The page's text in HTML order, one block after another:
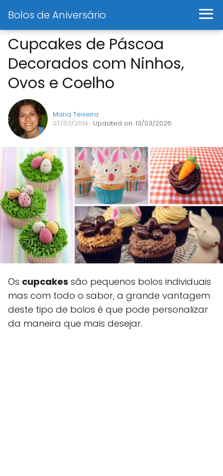
Bolos de Aniversário
Cupcakes de Páscoa
Decorados com Ninhos,
Ovos e Coelho
Maria Teixeira
07/03/2014 · Updated on: 13/03/2026
Os cupcakes são pequenos bolos individuais
mas com todo o sabor, a grande vantagem
deste tipo de bolos é que pode personalizar
da maneira que mais desejar.